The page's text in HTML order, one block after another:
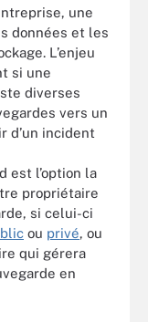
une
données et les
L’enjeu
si une
diverses
vers un
d’un incident
est l’option la
propriétaire
si celui-ci
ou privé, ou
qui gérera
en